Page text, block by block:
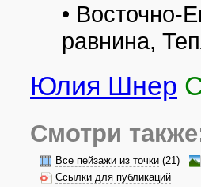
• Восточно-
равнина,
Юлия Шнер
Смотри
Все пейзажи из точки (21)
Ссылки для публикаций